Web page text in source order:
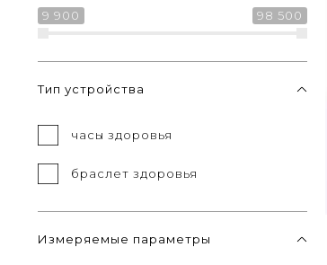
9 900 98 500
Тип устройства
часы здоровья
браслет здоровья
Измеряемые параметры